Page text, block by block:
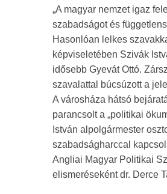
„A magyar nemzet igaz
szabadságot és
Hasonlóan lelkes
képviseletében Szivák
idősebb Gyevát Ottó.
szavalattal búcsúzott a
A városháza hátsó
parancsolt a „politikai
István alpolgármester
szabadságharccal
Angliai Magyar Politikai
elismeréseként dr. Derce